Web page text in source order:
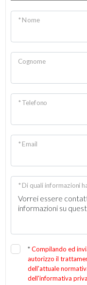
* Nome
Cognome
* Telefono
* Email
* Di quali informazioni
*Compilando ed
autorizzo il
dell'attuale
dell'informativa
2
3
5
5+
Altre
opzioni
Giardino